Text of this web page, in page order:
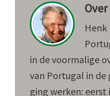
Over
Henk
in de voormalige
van Portugal in de
ging werken: eerst